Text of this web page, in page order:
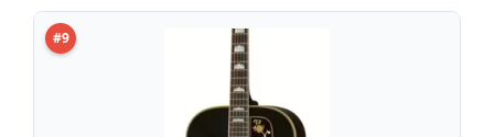
#9